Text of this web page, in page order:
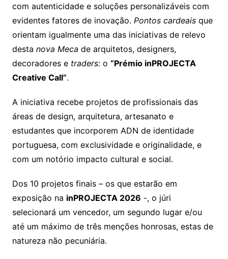
com autenticidade e soluções personalizáveis com
evidentes fatores de inovação. Pontos cardeaisque
orientam igualmente uma das iniciativas de relevo
desta nova Meca de arquitetos, designers,
decoradores e traders: o “Prémio inPROJECTA
Creative Call”.
A iniciativa recebe projetos de profissionais das
áreas de design, arquitetura, artesanato e
estudantes que incorporem ADN de identidade
portuguesa, com exclusividade e originalidade, e
com um notório impacto cultural e social.
Dos 10 projetos finais – os que estarão em
exposição na inPROJECTA 2026 -, o júri
selecionará um vencedor, um segundo lugar e/ou
até um máximo de três menções honrosas, estas de
natureza não pecuniária.